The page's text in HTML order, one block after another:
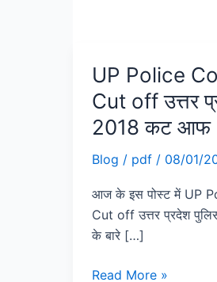
UP Police
Cut off उत्तर
2018 कट आफ
Blog / pdf / 08/01/
आज के इस पोस्ट में UP
Cut off उत्तर प्रदेश
के बारे […]
UP
Police
Constable
2018
Cut
उत्तर
प्रदेश
पुलिस
2018
Read More »